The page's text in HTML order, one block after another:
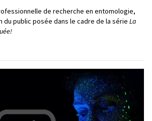
de recherche en entomologie,
du public posée dans le cadre de la série La